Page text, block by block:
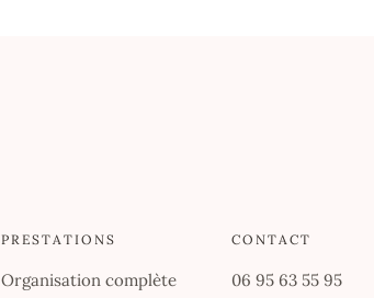
PRESTATIONS
Organisation complète
CONTACT
06 95 63 55 95